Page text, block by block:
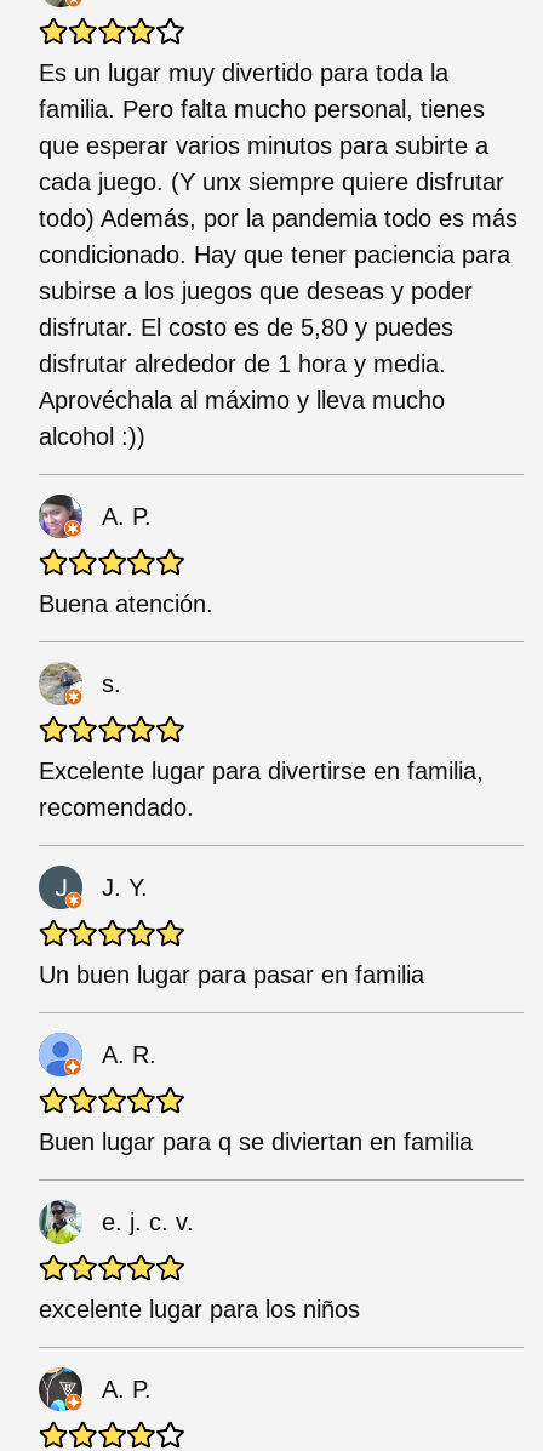
Es un lugar muy divertido para toda la
familia. Pero falta mucho personal, tienes
que esperar varios minutos para subirte a
cada juego. (Y unx siempre quiere disfrutar
todo) Además, por la pandemia todo es más
condicionado. Hay que tener paciencia para
subirse a los juegos que deseas y poder
disfrutar. El costo es de 5,80 y puedes
disfrutar alrededor de 1 hora y media.
Aprovéchala al máximo y lleva mucho
alcohol :))
A. P.
Buena atención.
s.
Excelente lugar para divertirse en familia,
recomendado.
J. Y.
Un buen lugar para pasar en familia
A. R.
Buen lugar para q se diviertan en familia
e. j. c. v.
excelente lugar para los niños
A. P.